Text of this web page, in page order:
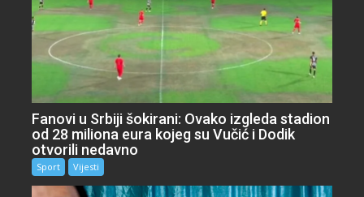
Fanovi u Srbiji šokirani: Ovako izgleda stadion
od 28 miliona eura kojeg su Vučić i Dodik
otvorili nedavno
Sport Vijesti